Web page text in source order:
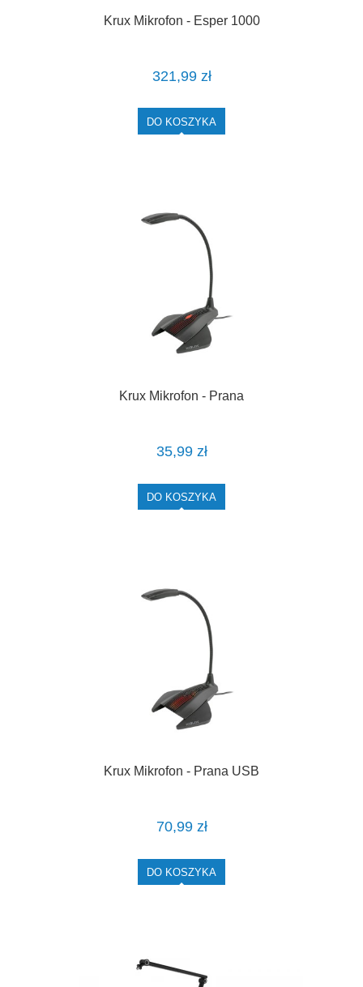
Krux Mikrofon - Esper 1000
321,99 zł
DO KOSZYKA
Krux Mikrofon - Prana
35,99 zł
DO KOSZYKA
Krux Mikrofon - Prana USB
70,99 zł
DO KOSZYKA